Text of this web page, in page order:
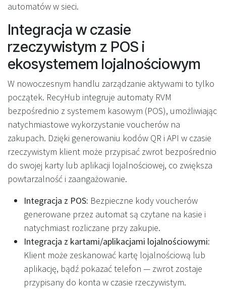
automatów w sieci.
Integracja w czasie
rzeczywistym z POS i
ekosystemem lojalnościowym
W nowoczesnym handlu zarządzanie aktywami to tylko
początek. RecyHub integruje automaty RVM
bezpośrednio z systemem kasowym (POS), umożliwiając
natychmiastowe wykorzystanie voucherów na
zakupach. Dzięki generowaniu kodów QR i API w czasie
rzeczywistym klient może przypisać zwrot bezpośrednio
do swojej karty lub aplikacji lojalnościowej, co zwiększa
powtarzalność i zaangażowanie.
Integracja z POS: Bezpieczne kody voucherów
generowane przez automat są czytane na kasie i
natychmiast rozliczane przy zakupie.
Integracja z kartami/aplikacjami lojalnościowymi:
Klient może zeskanować kartę lojalnościową lub
aplikację, bądź pokazać telefon — zwrot zostaje
przypisany do konta w czasie rzeczywistym.